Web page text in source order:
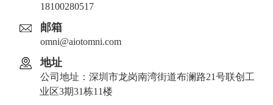
18100280517
邮箱
omni@aiotomni.com
地址
公司地址：深圳市龙岗南湾街道布澜路21号联创工
业区3期31栋11楼